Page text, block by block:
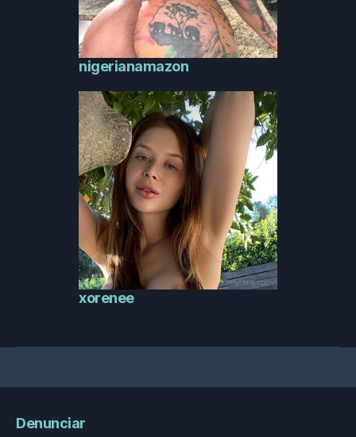
nigerianamazon
xorenee
Denunciar